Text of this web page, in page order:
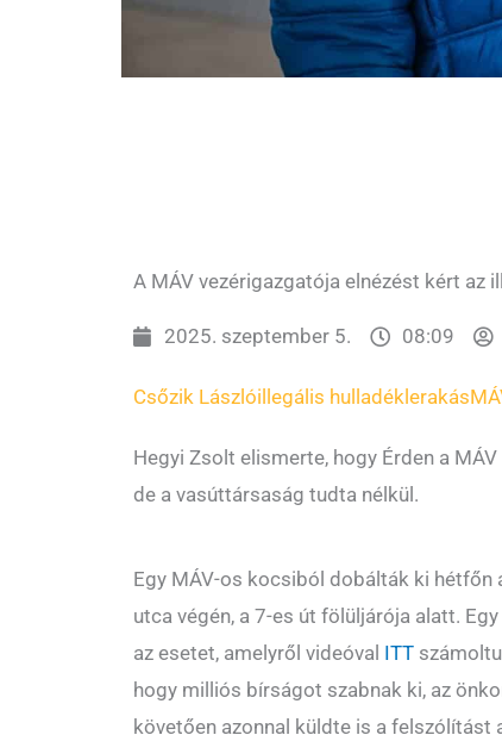
A MÁV vezérigazgatója elnézést kért az
2025. szeptember 5. 08:09
Csőzik Lászlóillegális hulladéklerakás
Hegyi Zsolt elismerte, hogy Érden a
de a vasúttársaság tudta nélkül.
Egy MÁV-os kocsiból dobálták ki hétfőn
utca végén, a 7-es út fölüljárója alatt.
az esetet, amelyről videóval ITT
hogy milliós bírságot szabnak ki, az
követően azonnal küldte is a felszólítást